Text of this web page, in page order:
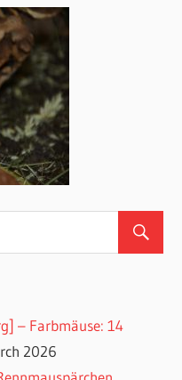
– Farbmäuse: 14
2026